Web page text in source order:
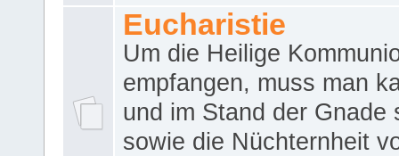
Eucharistie
Um die Heilige
empfangen, muss man
und im Stand der Gnade
sowie die Nüchternheit